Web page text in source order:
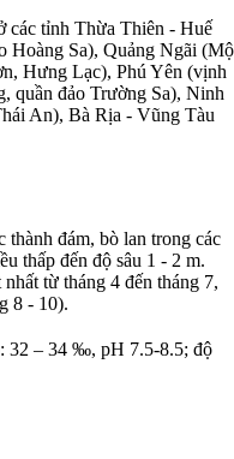
các tỉnh Thừa Thiên - Huế
Hoàng Sa), Quảng Ngãi (Mộ
Hưng Lạc), Phú Yên (vịnh
quần đảo Trường Sa), Ninh
An), Bà Rịa - Vũng Tàu
đám, bò lan trong các
thấp đến độ sâu 1 - 2 m.
từ tháng 4 đến tháng 7,
8 - 10).
32 – 34 ‰, pH 7.5-8.5; độ